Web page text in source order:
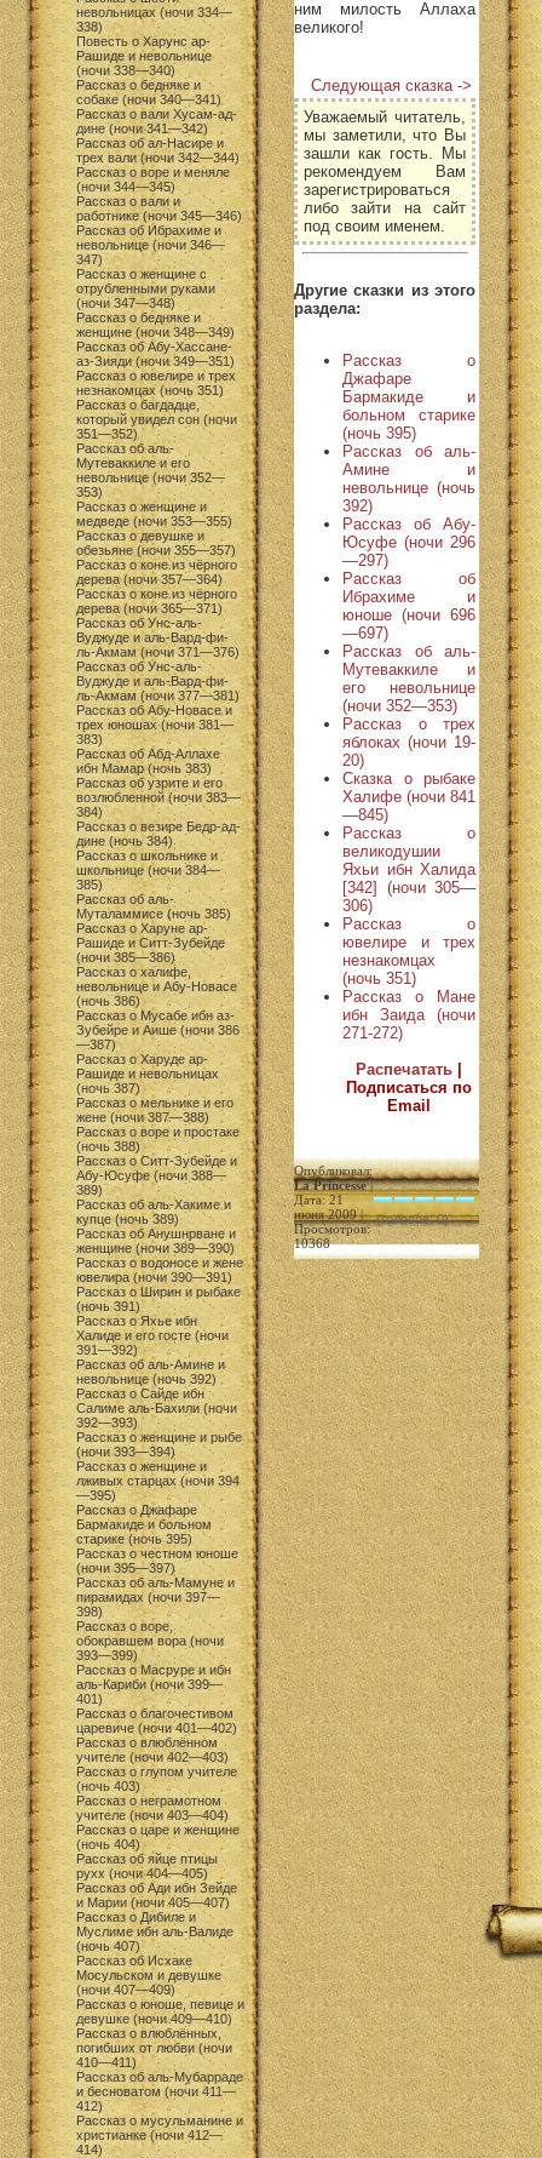
невольницах (ночи 334—
338)
Повесть о Харунс ар-
Рашиде и невольнице
(ночи 338—340)
Рассказ о бедняке и
собаке (ночи 340—341)
Рассказ о вали Хусам-ад-
дине (ночи 341—342)
Рассказ об ал-Насире и
трех вали (ночи 342—344)
Рассказ о воре и меняле
(ночи 344—345)
Рассказ о вали и
работнике (ночи 345—346)
Рассказ об Ибрахиме и
невольнице (ночи 346—
347)
Рассказ о женщине с
отрубленными руками
(ночи 347—348)
Рассказ о бедняке и
женщине (ночи 348—349)
Рассказ об Абу-Хассане-
аз-Зияди (ночи 349—351)
Рассказ о ювелире и трех
незнакомцах (ночь 351)
Рассказ о багдадце,
который увидел сон (ночи
351—352)
Рассказ об аль-
Мутеваккиле и его
невольнице (ночи 352—
353)
Рассказ о женщине и
медведе (ночи 353—355)
Рассказ о девушке и
обезьяне (ночи 355—357)
Рассказ о коне из чёрного
дерева (ночи 357—364)
Рассказ о коне из чёрного
дерева (ночи 365—371)
Рассказ об Унс-аль-
Вуджуде и аль-Вард-фи-
ль-Акмам (ночи 371—376)
Рассказ об Унс-аль-
Вуджуде и аль-Вард-фи-
ль-Акмам (ночи 377—381)
Рассказ об Абу-Новасе и
трех юношах (ночи 381—
383)
Рассказ об Абд-Аллахе
ибн Мамар (ночь 383)
Рассказ об узрите и его
возлюбленной (ночи 383—
384)
Рассказ о везире Бедр-ад-
дине (ночь 384)
Рассказ о школьнике и
школьнице (ночи 384—
385)
Рассказ об аль-
Муталаммисе (ночь 385)
Рассказ о Харуне ар-
Рашиде и Ситт-Зубейде
(ночи 385—386)
Рассказ о халифе,
невольнице и Абу-Новасе
(ночь 386)
Рассказ о Мусабе ибн аз-
Зубейре и Аише (ночи 386
—387)
Рассказ о Харуде ар-
Рашиде и невольницах
(ночь 387)
Рассказ о мельнике и его
жене (ночи 387—388)
Рассказ о воре и простаке
(ночь 388)
Рассказ о Ситт-Зубейде и
Абу-Юсуфе (ночи 388—
389)
Рассказ об аль-Хакиме и
купце (ночь 389)
Рассказ об Анушнрване и
женщине (ночи 389—390)
Рассказ о водоносе и жене
ювелира (ночи 390—391)
Рассказ о Ширин и рыбаке
(ночь 391)
Рассказ о Яхье ибн
Халиде и его госте (ночи
391—392)
Рассказ об аль-Амине и
невольнице (ночь 392)
Рассказ о Сайде ибн
Салиме аль-Бахили (ночи
392—393)
Рассказ о женщине и рыбе
(ночи 393—394)
Рассказ о женщине и
лживых старцах (ночи 394
—395)
Рассказ о Джафаре
Бармакиде и больном
старике (ночь 395)
Рассказ о честном юноше
(ночи 395—397)
Рассказ об аль-Мамуне и
пирамидах (ночи 397—
398)
Рассказ о воре,
обокравшем вора (ночи
393—399)
Рассказ о Масруре и ибн
аль-Кариби (ночи 399—
401)
Рассказ о благочестивом
царевиче (ночи 401—402)
Рассказ о влюблённом
учителе (ночи 402—403)
Рассказ о глупом учителе
(ночь 403)
Рассказ о неграмотном
учителе (ночи 403—404)
Рассказ о царе и женщине
(ночь 404)
Рассказ об яйце птицы
рухх (ночи 404—405)
Рассказ об Ади ибн Зейде
и Марии (ночи 405—407)
Рассказ о Дибиле и
Муслиме ибн аль-Валиде
(ночь 407)
Рассказ об Исхаке
Мосульском и девушке
(ночи 407—409)
Рассказ о юноше, певице и
девушке (ночи 409—410)
Рассказ о влюблённых,
погибших от любви (ночи
410—411)
Рассказ об аль-Мубарраде
и бесноватом (ночи 411—
412)
Рассказ о мусульманине и
христианке (ночи 412—
414)
ним милость Аллаха
великого!
Следующая сказка ->
Уважаемый читатель,
мы заметили, что Вы
зашли как гость. Мы
рекомендуем Вам
зарегистрироваться
либо зайти на сайт
под своим именем.
Другие сказки из этого
раздела:
Рассказ о
Джафаре
Бармакиде и
больном старике
(ночь 395)
Рассказ об аль-
Амине и
невольнице (ночь
392)
Рассказ об Абу-
Юсуфе (ночи 296
—297)
Рассказ об
Ибрахиме и
юноше (ночи 696
—697)
Рассказ об аль-
Мутеваккиле и
его невольнице
(ночи 352—353)
Рассказ о трех
яблоках (ночи 19-
20)
Сказка о рыбаке
Халифе (ночи 841
—845)
Рассказ о
великодушии
Яхьи ибн Халида
[342] (ночи 305—
306)
Рассказ о
ювелире и трех
незнакомцах
(ночь 351)
Рассказ о Мане
ибн Заида (ночи
271-272)
Распечатать
Подписаться по
Email
Опубликовал:
La Princesse|
Дата: 21
июня 2009 |
Просмотров:
10368
(голосов: 0)